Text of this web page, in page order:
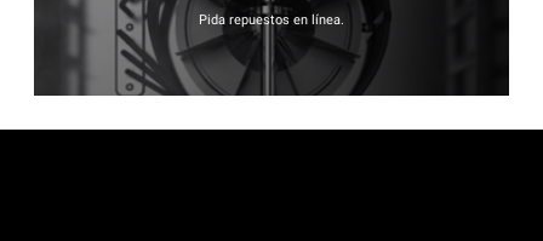
Pida repuestos en línea.